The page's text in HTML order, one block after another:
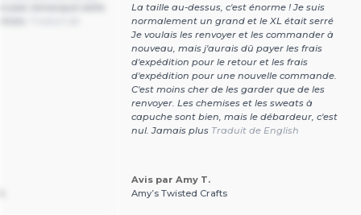
La taille au-dessus, c'est énorme ! Je suis
normalement un grand et le XL était serré
Je voulais les renvoyer et les commander à
nouveau, mais j'aurais dû payer les frais
d'expédition pour le retour et les frais
d'expédition pour une nouvelle commande.
C'est moins cher de les garder que de les
renvoyer. Les chemises et les sweats à
capuche sont bien, mais le débardeur, c'est
nul. Jamais plus Traduit de English
Avis par Amy T.
Amy’s Twisted Crafts